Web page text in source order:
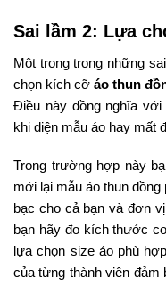
Sai lầm 2: Lựa
Một trong trong những
chọn kích cỡ áo thun
Điều này đồng nghĩa
khi diện mẫu áo hay mất
Trong trường hợp này
mới lại mẫu áo thun
bạc cho cả bạn và đơn
bạn hãy đo kích thước
lựa chọn size áo phù
của từng thành viên